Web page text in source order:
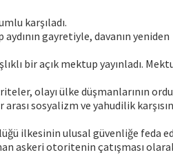
karşıladı.
gayretiyle, davanın yeniden
bir açık mektup yayınladı.
olayı ülke düşmanlarının
sosyalizm ve yahudilik
ilkesinin ulusal güvenliğe feda
askeri otoritenin çatışması